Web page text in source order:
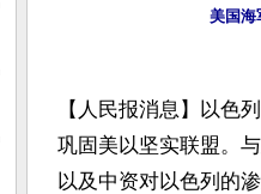
美国海
【人民报消息】以色
巩固美以坚实联盟。
以及中资对以色列的